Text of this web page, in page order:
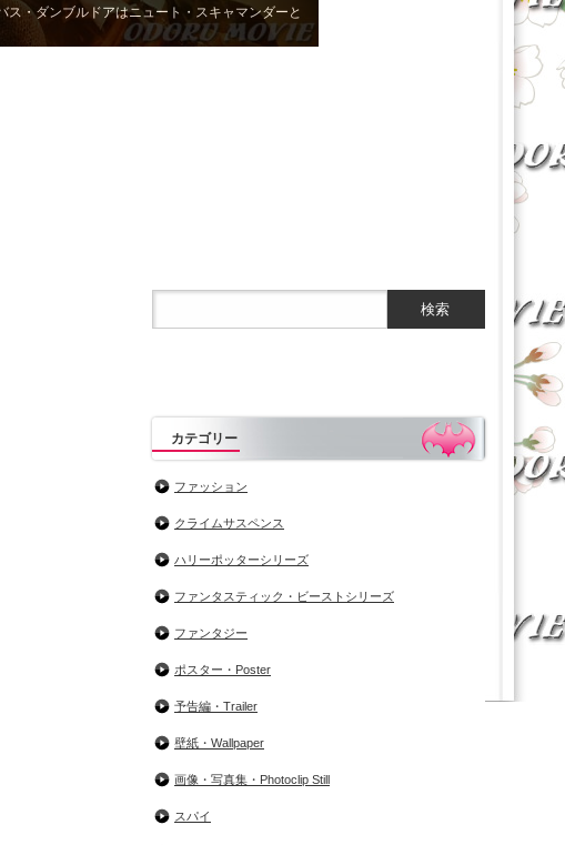
演。予測不能な謎解きアドベンチャー映画
カテゴリー
ファッション
クライムサスペンス
ハリーポッターシリーズ
ファンタスティック・ビーストシリーズ
ファンタジー
ポスター・Poster
予告編・Trailer
壁紙・Wallpaper
画像・写真集・Photoclip Still
スパイ